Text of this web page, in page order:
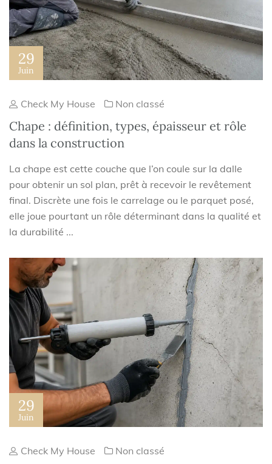
29
Juin
Check My House Non classé
Chape : définition, types, épaisseur et rôle
dans la construction
La chape est cette couche que l’on coule sur la dalle
pour obtenir un sol plan, prêt à recevoir le revêtement
final. Discrète une fois le carrelage ou le parquet posé,
elle joue pourtant un rôle déterminant dans la qualité et
la durabilité ...
29
Juin
Check My House Non classé